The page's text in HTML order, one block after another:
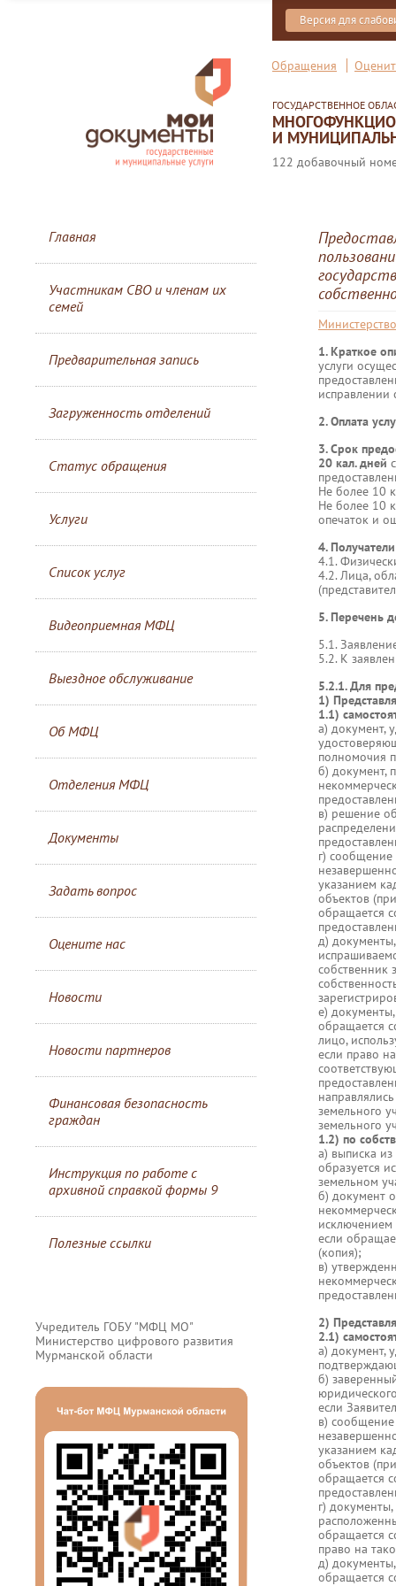
Версия для
Обращения
ГОСУДАРСТВЕННОЕ
И
122 добавочный
Главная
Участникам СВО и членам их
семей
Предварительная запись
Загруженность отделений
Статус обращения
Услуги
Список услуг
Видеоприемная МФЦ
Выездное обслуживание
Об МФЦ
Отделения МФЦ
Документы
Задать вопрос
Оцените нас
Новости
Новости партнеров
Финансовая безопасность
граждан
Инструкция по работе с
архивной справкой формы 9
Полезные ссылки
Учредитель ГОБУ "МФЦ МО"
Министерство цифрового развития
Мурманской области
1. Краткое
услуги
исправлении
2. Оплата
3. Срок
20 кал. дней
Не более 10
Не более 10
опечаток и
4.
4.1.
4.2. Лица,
5. Перечень
5.1.
5.2. К
5.2.1. Для
1)
1.1)
а) документ,
полномочия
б) документ,
в) решение
г) сообщение
указанием
объектов
обращается
д)
собственник
е)
обращается
лицо,
если право
земельного
земельного
1.2) по
а) выписка
образуется
земельном
б) документ
исключением
если
(копия);
в)
2)
2.1)
а) документ,
б)
если
в) сообщение
указанием
объектов
обращается
г)
обращается
право на
д)
обращается